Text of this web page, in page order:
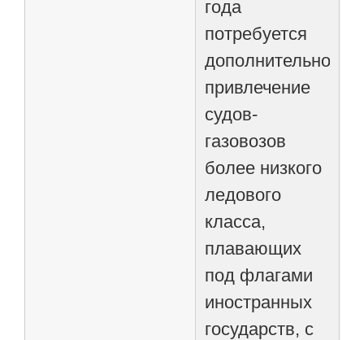
года
потребуется
дополнительное
привлечение
судов-
газовозов
более низкого
ледового
класса,
плавающих
под флагами
иностранных
государств, с